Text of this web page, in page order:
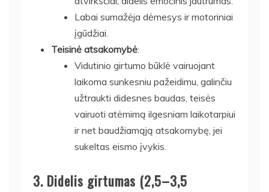
Labai sumažėja dėmesys ir motoriniai
įgūdžiai.
Teisinė atsakomybė:
Vidutinio girtumo būklė vairuojant
laikoma sunkesniu pažeidimu, galinčiu
užtraukti didesnes baudas, teisės
vairuoti atėmimą ilgesniam laikotarpiui
ir net baudžiamąją atsakomybę, jei
sukeltas eismo įvykis.
3. Didelis girtumas (2,5–3,5